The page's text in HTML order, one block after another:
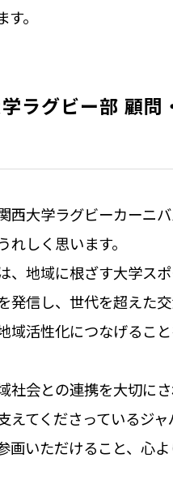
。
ラグビー部 顧問
西大学ラグビーカーニ
れしく思います。
、地域に根ざす大学ス
発信し、世代を超えた
域活性化につなげるこ
社会との連携を大切に
えてくださっているジ
画いただけること、心